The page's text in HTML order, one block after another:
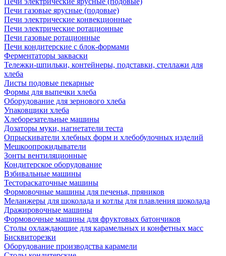
Печи газовые ярусные (подовые)
Печи электрические конвекционные
Печи электрические ротационные
Печи газовые ротационные
Печи кондитерские с блок-формами
Ферментаторы закваски
Тележки-шпильки, контейнеры, подставки, стеллажи для
хлеба
Листы подовые пекарные
Формы для выпечки хлеба
Оборудование для зернового хлеба
Упаковщики хлеба
Хлеборезательные машины
Дозаторы муки, нагнетатели теста
Опрыскиватели хлебных форм и хлебобулочных изделий
Мешкоопрокидыватели
Зонты вентиляционные
Кондитерское оборудование
Взбивальные машины
Тестораскаточные машины
Формовочные машины для печенья, пряников
Меланжеры для шоколада и котлы для плавления шоколада
Дражировочные машины
Формовочные машины для фруктовых батончиков
Столы охлаждающие для карамельных и конфетных масс
Бисквиторезки
Оборудование производства карамели